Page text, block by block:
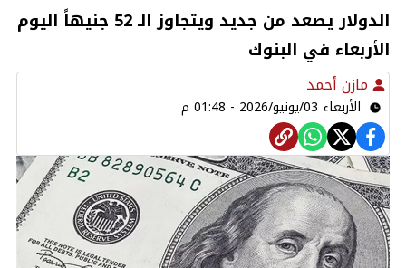
الدولار يصعد من جديد ويتجاوز الـ 52 جنيهاً اليوم
الأربعاء في البنوك
مازن أحمد
الأربعاء 03/يونيو/2026 - 01:48 م